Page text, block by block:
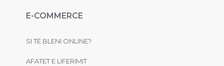
E-COMMERCE
SI TË BLENI ONLINE?
AFATET E LIFERIMIT